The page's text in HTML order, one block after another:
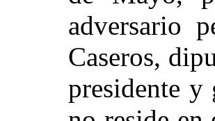
adversario
Caseros,
presidente y